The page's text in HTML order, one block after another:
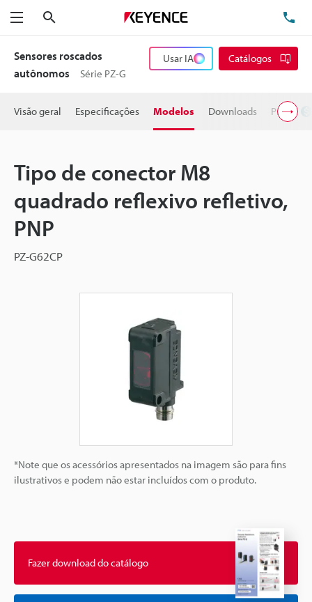
Menu
Sensores roscados
autônomos
Série PZ-G
Usar IA Catálogos
Visão geral Especificações Modelos Downloads Preço
Tipo de conector M8
quadrado reflexivo refletivo,
PNP
PZ-G62CP
*Note que os acessórios apresentados na imagem são para fins
ilustrativos e podem não estar incluídos com o produto.
Fazer download do catálogo